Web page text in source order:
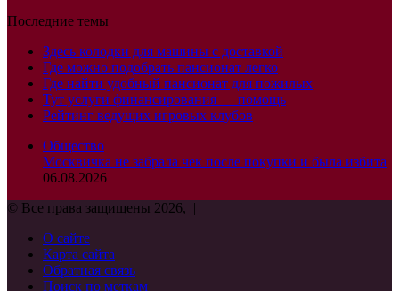
Последние темы
Здесь колодки для машины с доставкой
Где можно подобрать пансионат легко
Где найти удобный пансионат для пожилых
Тут услуги финансирования — помощь
Рейтинг ведущих игровых клубов
Общество
Москвичка не забрала чек после покупки и была избита
06.08.2026
© Все права защищены 2026, |
О сайте
Карта сайта
Обратная связь
Поиск по меткам